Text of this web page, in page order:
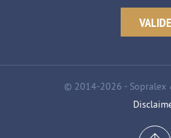
© 2014-2026 - Sopralex